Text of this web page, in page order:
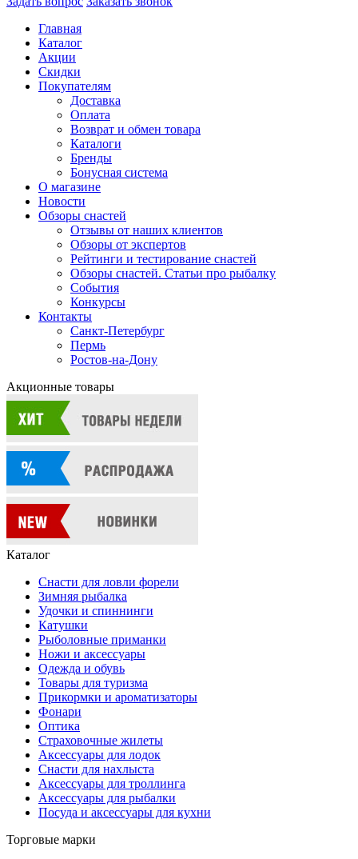
Главная
Каталог
Акции
Скидки
Покупателям
Доставка
Оплата
Возврат и обмен товара
Каталоги
Бренды
Бонусная система
О магазине
Новости
Обзоры снастей
Отзывы от наших клиентов
Обзоры от экспертов
Рейтинги и тестирование снастей
Обзоры снастей. Статьи про рыбалку
События
Конкурсы
Контакты
Санкт-Петербург
Пермь
Ростов-на-Дону
Акционные товары
Каталог
Снасти для ловли форели
Зимняя рыбалка
Удочки и спиннинги
Катушки
Рыболовные приманки
Ножи и аксессуары
Одежда и обувь
Товары для туризма
Прикормки и ароматизаторы
Фонари
Оптика
Страховочные жилеты
Аксессуары для лодок
Снасти для нахлыста
Аксессуары для троллинга
Аксессуары для рыбалки
Посуда и аксессуары для кухни
Торговые марки